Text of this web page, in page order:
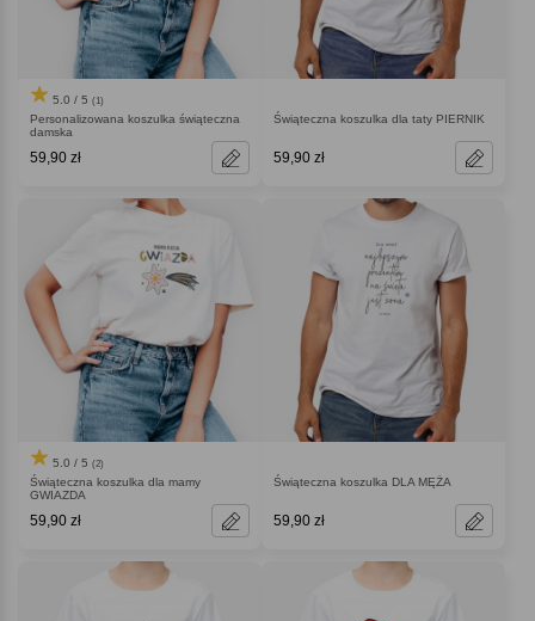
5.0 / 5 (1)
Personalizowana koszulka świąteczna
damska
59,90 zł
Świąteczna koszulka dla taty PIERNIK
59,90 zł
5.0 / 5 (2)
Świąteczna koszulka dla mamy
GWIAZDA
59,90 zł
Świąteczna koszulka DLA MĘŻA
59,90 zł